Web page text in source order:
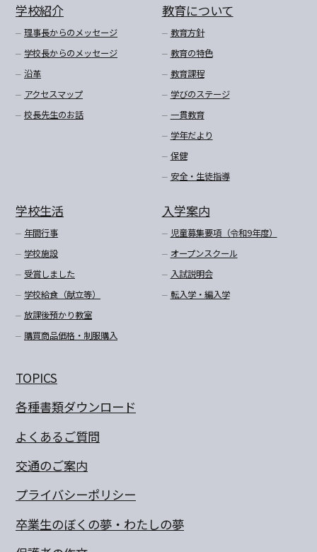
学校紹介
理事長からのメッセージ
学校長からのメッセージ
沿革
アクセスマップ
校長先生のお話
教育について
教育方針
教育の特色
教育課程
学びのステージ
一貫教育
学年だより
保健
安全・生徒指導
学校生活
年間行事
学校施設
受賞しました
学校給食（献立等）
放課後預かり教室
購買商品価格・制服購入
入学案内
児童募集要項（令和9年度）
オープンスクール
入試説明会
転入学・編入学
TOPICS
各種書類ダウンロード
よくあるご質問
交通のご案内
プライバシーポリシー
卒業生のぼくの夢・わたしの夢